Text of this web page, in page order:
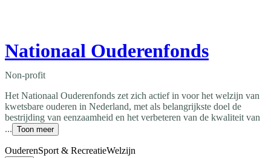
Nationaal Ouderenfonds
Non-profit
Het Nationaal Ouderenfonds zet zich actief in voor het welzijn van
kwetsbare ouderen in Nederland, met als belangrijkste doel de
bestrijding van eenzaamheid en het verbeteren van de kwaliteit van
... Toon meer
OuderenSport & RecreatieWelzijn